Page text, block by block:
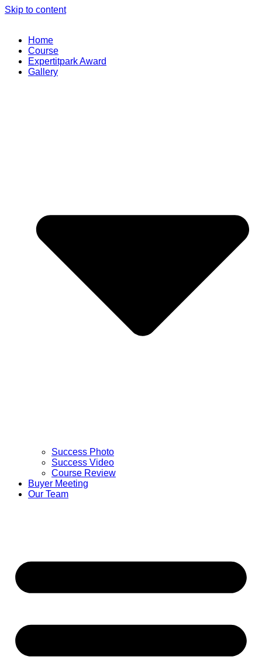
Skip to content
Home
Course
Expertitpark Award
Gallery
Success Photo
Success Video
Course Review
Buyer Meeting
Our Team